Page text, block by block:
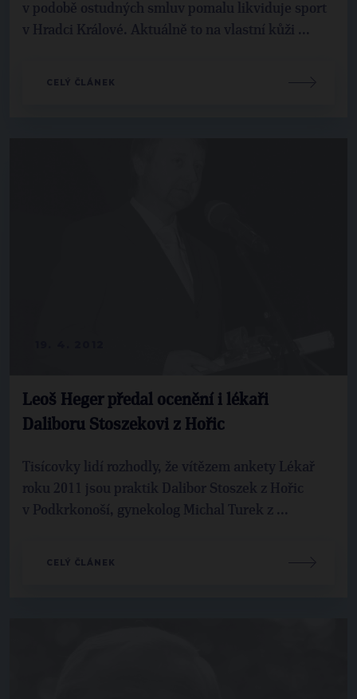
v podobě ostudných smluv pomalu likviduje sport
v Hradci Králové. Aktuálně to na vlastní kůži ...
CELÝ ČLÁNEK
Leoš Heger předal ocenění i lékaři
Daliboru Stoszekovi z Hořic
Tisícovky lidí rozhodly, že vítězem ankety Lékař
roku 2011 jsou praktik Dalibor Stoszek z Hořic
v Podkrkonoší, gynekolog Michal Turek z ...
CELÝ ČLÁNEK